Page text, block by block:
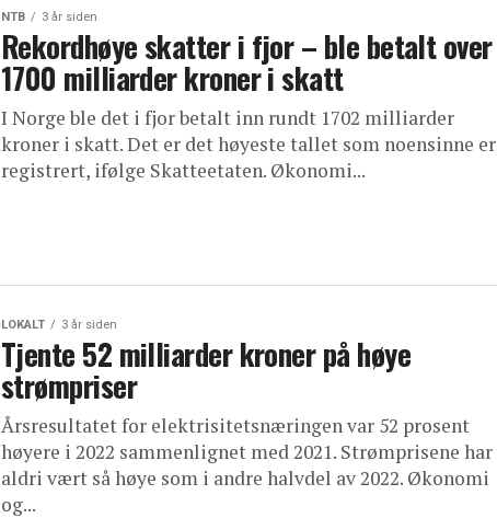
NTB 3 år siden
Rekordhøye skatter i fjor – ble betalt over
1700 milliarder kroner i skatt
I Norge ble det i fjor betalt inn rundt 1702 milliarder
kroner i skatt. Det er det høyeste tallet som noensinne er
registrert, ifølge Skatteetaten. Økonomi...
LOKALT 3 år siden
Tjente 52 milliarder kroner på høye
strømpriser
Årsresultatet for elektrisitetsnæringen var 52 prosent
høyere i 2022 sammenlignet med 2021. Strømprisene har
aldri vært så høye som i andre halvdel av 2022. Økonomi
og...